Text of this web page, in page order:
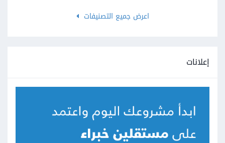
اعرض جميع التصنيفات
إعلانات